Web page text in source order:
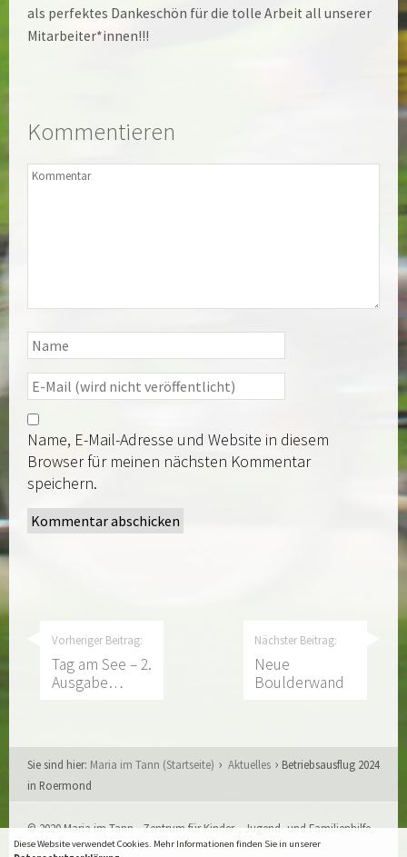
Diese Website verwendet Cookies. Mehr Informationen finden Sie in unserer
als perfektes Dankeschön für die tolle Arbeit all unserer
Mitarbeiter*innen!!!
Kommentieren
Name, E-Mail-Adresse und Website in diesem
Browser für meinen nächsten Kommentar
speichern.
Vorheriger Beitrag:
Tag am See – 2.
Ausgabe…
Nächster Beitrag:
Neue
Boulderwand
Sie sind hier: Maria im Tann (Startseite) Aktuelles
Betriebsausflug 2024
in Roermond
© 2020 Maria im Tann - Zentrum für Kinder-, Jugend- und Familienhilfe,
Aachen